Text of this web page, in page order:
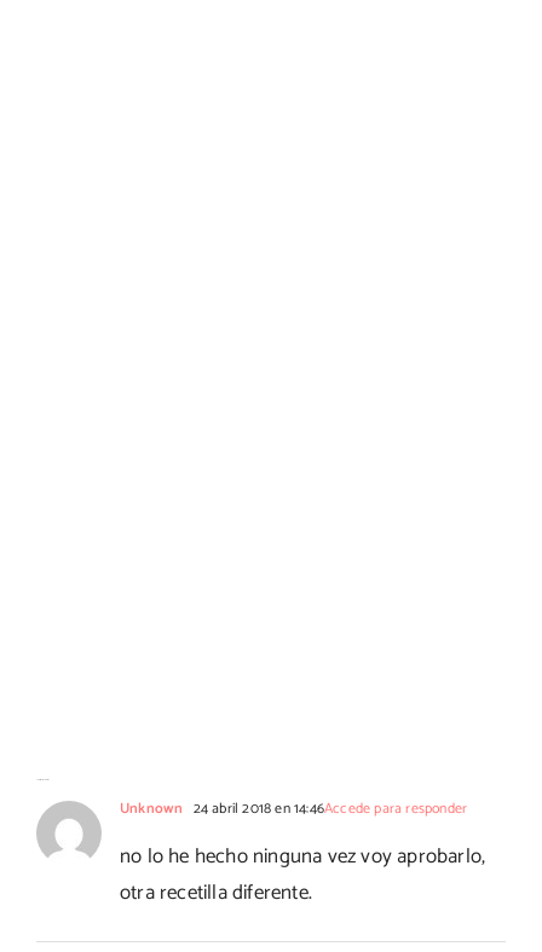
Unknown 24 abril 2018 en 14:46Accede para responder
no lo he hecho ninguna vez voy aprobarlo,
otra recetilla diferente.